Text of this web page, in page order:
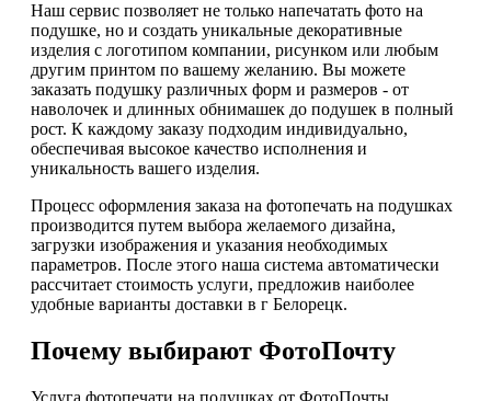
Наш сервис позволяет не только напечатать фото на
подушке, но и создать уникальные декоративные
изделия с логотипом компании, рисунком или любым
другим принтом по вашему желанию. Вы можете
заказать подушку различных форм и размеров - от
наволочек и длинных обнимашек до подушек в полный
рост. К каждому заказу подходим индивидуально,
обеспечивая высокое качество исполнения и
уникальность вашего изделия.
Процесс оформления заказа на фотопечать на подушках
производится путем выбора желаемого дизайна,
загрузки изображения и указания необходимых
параметров. После этого наша система автоматически
рассчитает стоимость услуги, предложив наиболее
удобные варианты доставки в г Белорецк.
Почему выбирают ФотоПочту